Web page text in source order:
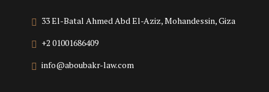
33 El-Batal Ahmed Abd El-Aziz, Mohandessin, Giza
+2 01001686409
info@aboubakr-law.com